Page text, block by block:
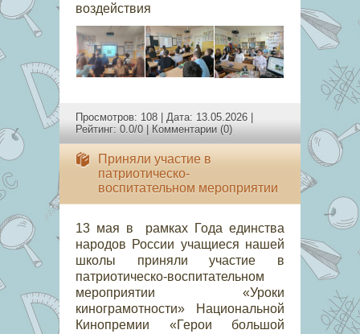
воздействия
Просмотров: 108 | Дата: 13.05.2026
Рейтинг: 0.0/0 |
Комментарии (0)
Приняли участие в
патриотическо-
воспитательном мероприятии
13 мая в рамках Года единства
народов России учащиеся нашей
школы приняли участие в
патриотическо-воспитательном
мероприятии «Уроки
кинограмотности» Национальной
Кинопремии «Герои большой